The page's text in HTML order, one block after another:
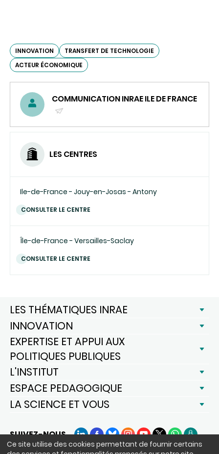
Ce site utilise des cookies permettant de fournir certains
INNOVATION
TRANSFERT DE TECHNOLOGIE
ACTEUR ÉCONOMIQUE
COMMUNICATION INRAE ILE DE FRANCE
UN
LES CENTRES
Ile-de-France - Jouy-en-Josas - Antony
CONSULTER LE CENTRE
Île-de-France - Versailles-Saclay
CONSULTER LE CENTRE
LES THÉMATIQUES INRAE
INNOVATION
EXPERTISE ET APPUI AUX
POLITIQUES PUBLIQUES
L'INSTITUT
ESPACE PEDAGOGIQUE
LA SCIENCE ET VOUS
SUIVEZ-NOUS
LinkedInFacebook
BlueSkyInstagram
YouTube
X WhatsAppPodcasts